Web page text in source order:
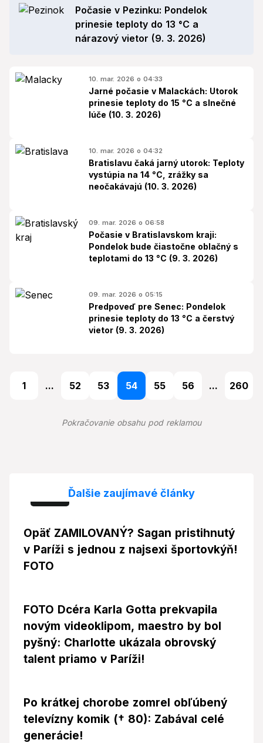
Počasie v Pezinku: Pondelok
prinesie teploty do 13 °C a
nárazový vietor (9. 3. 2026)
10. mar. 2026 o 04:33
Jarné počasie v Malackách: Utorok
prinesie teploty do 15 °C a slnečné
lúče (10. 3. 2026)
10. mar. 2026 o 04:32
Bratislavu čaká jarný utorok: Teploty
vystúpia na 14 °C, zrážky sa
neočakávajú (10. 3. 2026)
09. mar. 2026 o 06:58
Počasie v Bratislavskom kraji:
Pondelok bude čiastočne oblačný s
teplotami do 13 °C (9. 3. 2026)
09. mar. 2026 o 05:15
Predpoveď pre Senec: Pondelok
prinesie teploty do 13 °C a čerstvý
vietor (9. 3. 2026)
1 ... 52 53 54 55 56 ... 260
Pokračovanie obsahu pod reklamou
Ďalšie zaujímavé články
Opäť ZAMILOVANÝ? Sagan pristihnutý
v Paríži s jednou z najsexi športovkýň!
FOTO
FOTO Dcéra Karla Gotta prekvapila
novým videoklipom, maestro by bol
pyšný: Charlotte ukázala obrovský
talent priamo v Paríži!
Po krátkej chorobe zomrel obľúbený
televízny komik († 80): Zabával celé
generácie!